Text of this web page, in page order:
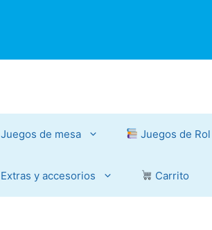
Juegos de mesa Juegos de Rol
Extras y accesorios Carrito